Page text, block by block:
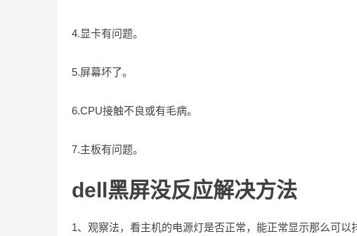
4.显卡有问题。
5.屏幕坏了。
6.CPU接触不良或有毛病。
7.主板有问题。
dell黑屏没反应解决方法
1、观察法，看主机的电源灯是否正常，能正常显示那么可